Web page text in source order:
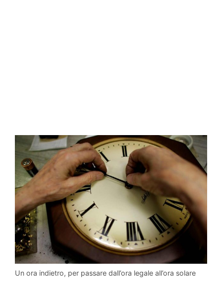
Un ora indietro, per passare dall’ora legale all’ora solare